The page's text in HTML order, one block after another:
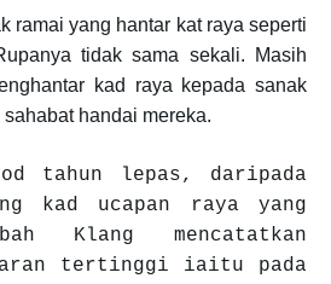
ramai yang hantar kat raya seperti
tidak sama sekali. Masih
kad raya kepada sanak
handai mereka.
tahun lepas, daripada
kad ucapan raya yang
Klang mencatatkan
tertinggi iaitu pada